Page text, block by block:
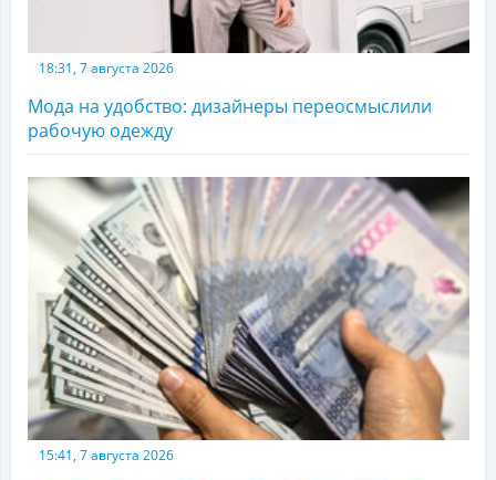
18:31, 7 августа 2026
Мода на удобство: дизайнеры переосмыслили
рабочую одежду
15:41, 7 августа 2026